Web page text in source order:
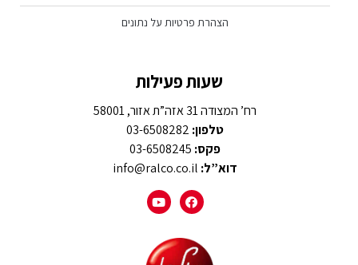
הצהרת פרטיות על נתונים
שעות פעילות
רח’ המצודה 31 אזה”ת אזור, 58001
טלפון:
פקס:
דוא”ל: